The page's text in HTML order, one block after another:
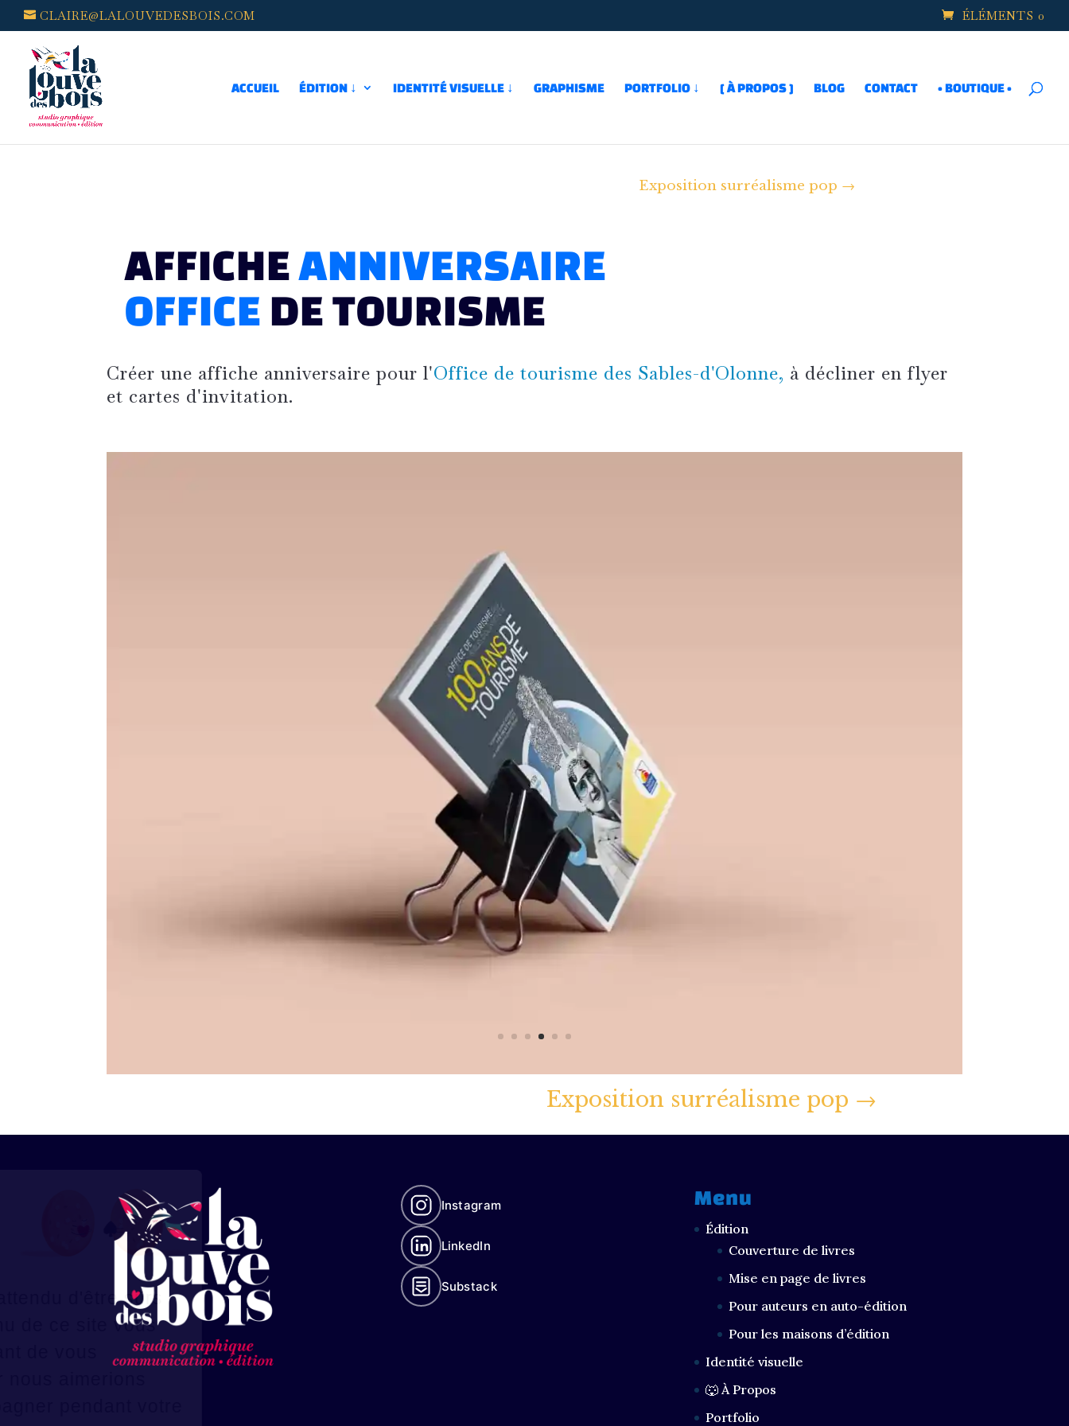
CLAIRE@LALOUVEDESBOIS.COM ÉLÉMENTS 0
ACCUEIL ÉDITION ↓ IDENTITÉ VISUELLE ↓ GRAPHISME PORTFOLIO ↓ [ À PROPOS ] BLOG CONTACT • BOUTIQUE •
Exposition surréalisme pop →
AFFICHE ANNIVERSAIRE
OFFICE DE TOURISME
Créer une affiche anniversaire pour l'Office de tourisme des Sables-d'Olonne, à décliner en flyer
et cartes d'invitation.
Exposition surréalisme pop →
Instagram
LinkedIn
Substack
Menu
Édition
Couverture de livres
Mise en page de livres
Pour auteurs en auto-édition
Pour les maisons d’édition
Identité visuelle
🐺 À Propos
Portfolio
Salut les loups...
Ça vous dit
des Cookies
Nous avons attendu d'être sûrs
que le contenu de ce site vous
intéresse avant de vous